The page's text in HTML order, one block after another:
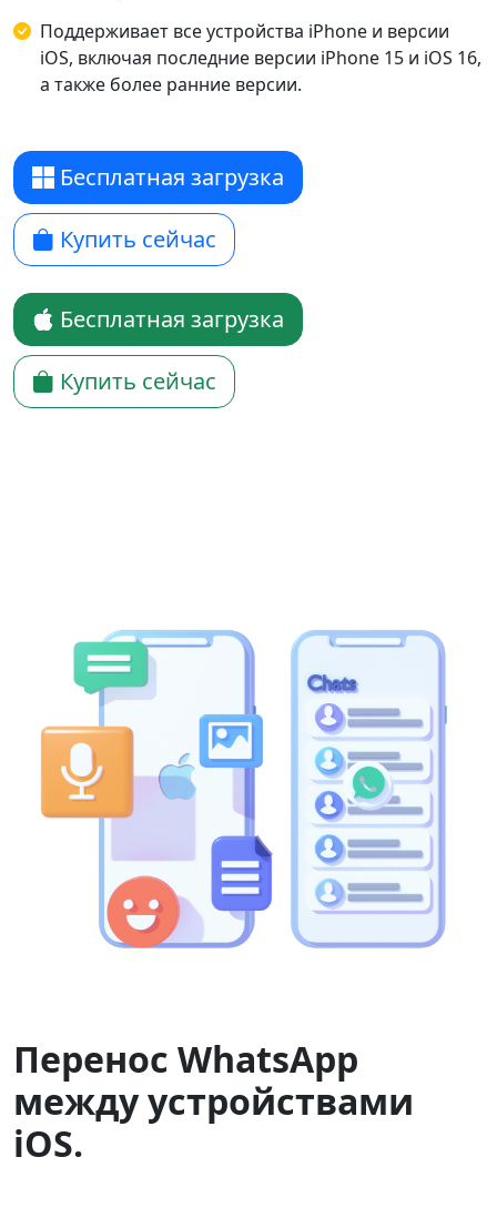
Поддерживает все устройства iPhone и версии
iOS, включая последние версии iPhone 15 и iOS 16,
а также более ранние версии.
Бесплатная загрузка
Купить сейчас
Бесплатная загрузка
Купить сейчас
Перенос WhatsApp
между устройствами
iOS.